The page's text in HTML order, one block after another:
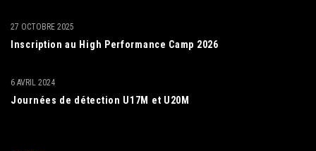
Inscription au High Performance Camp 2026
27 OCTOBRE 2025
Journées de détection U17M et U20M
6 AVRIL 2024